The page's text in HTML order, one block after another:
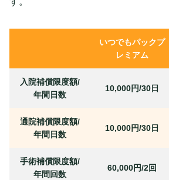
いつでもパックプ
レミアム
入院補償限度額/
年間日数
10,000円/30日
通院補償限度額/
年間日数
10,000円/30日
手術補償限度額/
年間回数
60,000円/2回